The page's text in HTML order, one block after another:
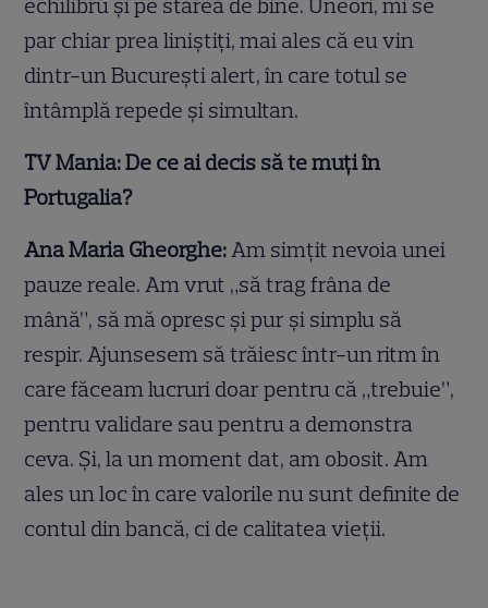
par chiar prea liniștiți, mai ales că eu vin
dintr-un București alert, în care totul se
întâmplă repede și simultan.
TV Mania: De ce ai decis să te muți în
Portugalia?
Ana Maria Gheorghe: Am simțit nevoia unei
pauze reale. Am vrut „să trag frâna de
mână”, să mă opresc și pur și simplu să
respir. Ajunsesem să trăiesc într-un ritm în
care făceam lucruri doar pentru că „trebuie”,
pentru validare sau pentru a demonstra
ceva. Și, la un moment dat, am obosit. Am
ales un loc în care valorile nu sunt definite de
contul din bancă, ci de calitatea vieții.